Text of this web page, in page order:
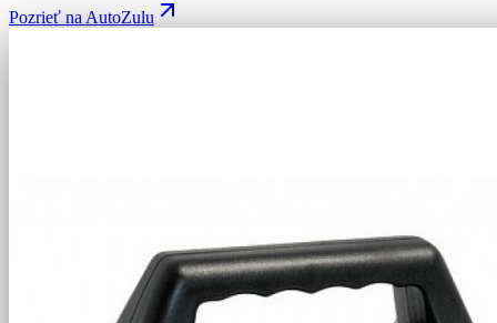
Pozrieť na AutoZulu